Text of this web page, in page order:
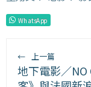
WhatsApp
← 上一篇
地下電影／NO